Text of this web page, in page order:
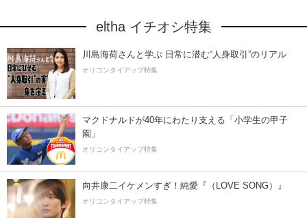
eltha イチオシ特集
川島海荷さんと学ぶ 日常に潜む“人身取引”のリアル
オリコンタイアップ特集
マクドナルドが40年にわたり支える「小学生の甲子
園」
オリコンタイアップ特集
向井康二イケメンすぎ！純愛『（LOVE SONG）』
オリコンタイアップ特集